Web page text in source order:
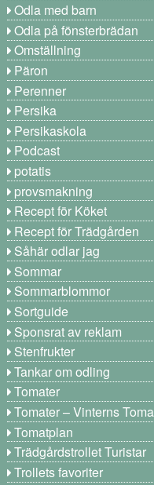
Odla med barn
Odla på fönsterbrädan
Omställning
Päron
Perenner
Persika
Persikaskola
Podcast
potatis
provsmakning
Recept för Köket
Recept för Trädgården
Såhär odlar jag
Sommar
Sommarblommor
Sortguide
Sponsrat av reklam
Stenfrukter
Tankar om odling
Tomater
Tomater – Vinterns
Tomatplan
Trädgårdstrollet Turistar
Trollets favoriter